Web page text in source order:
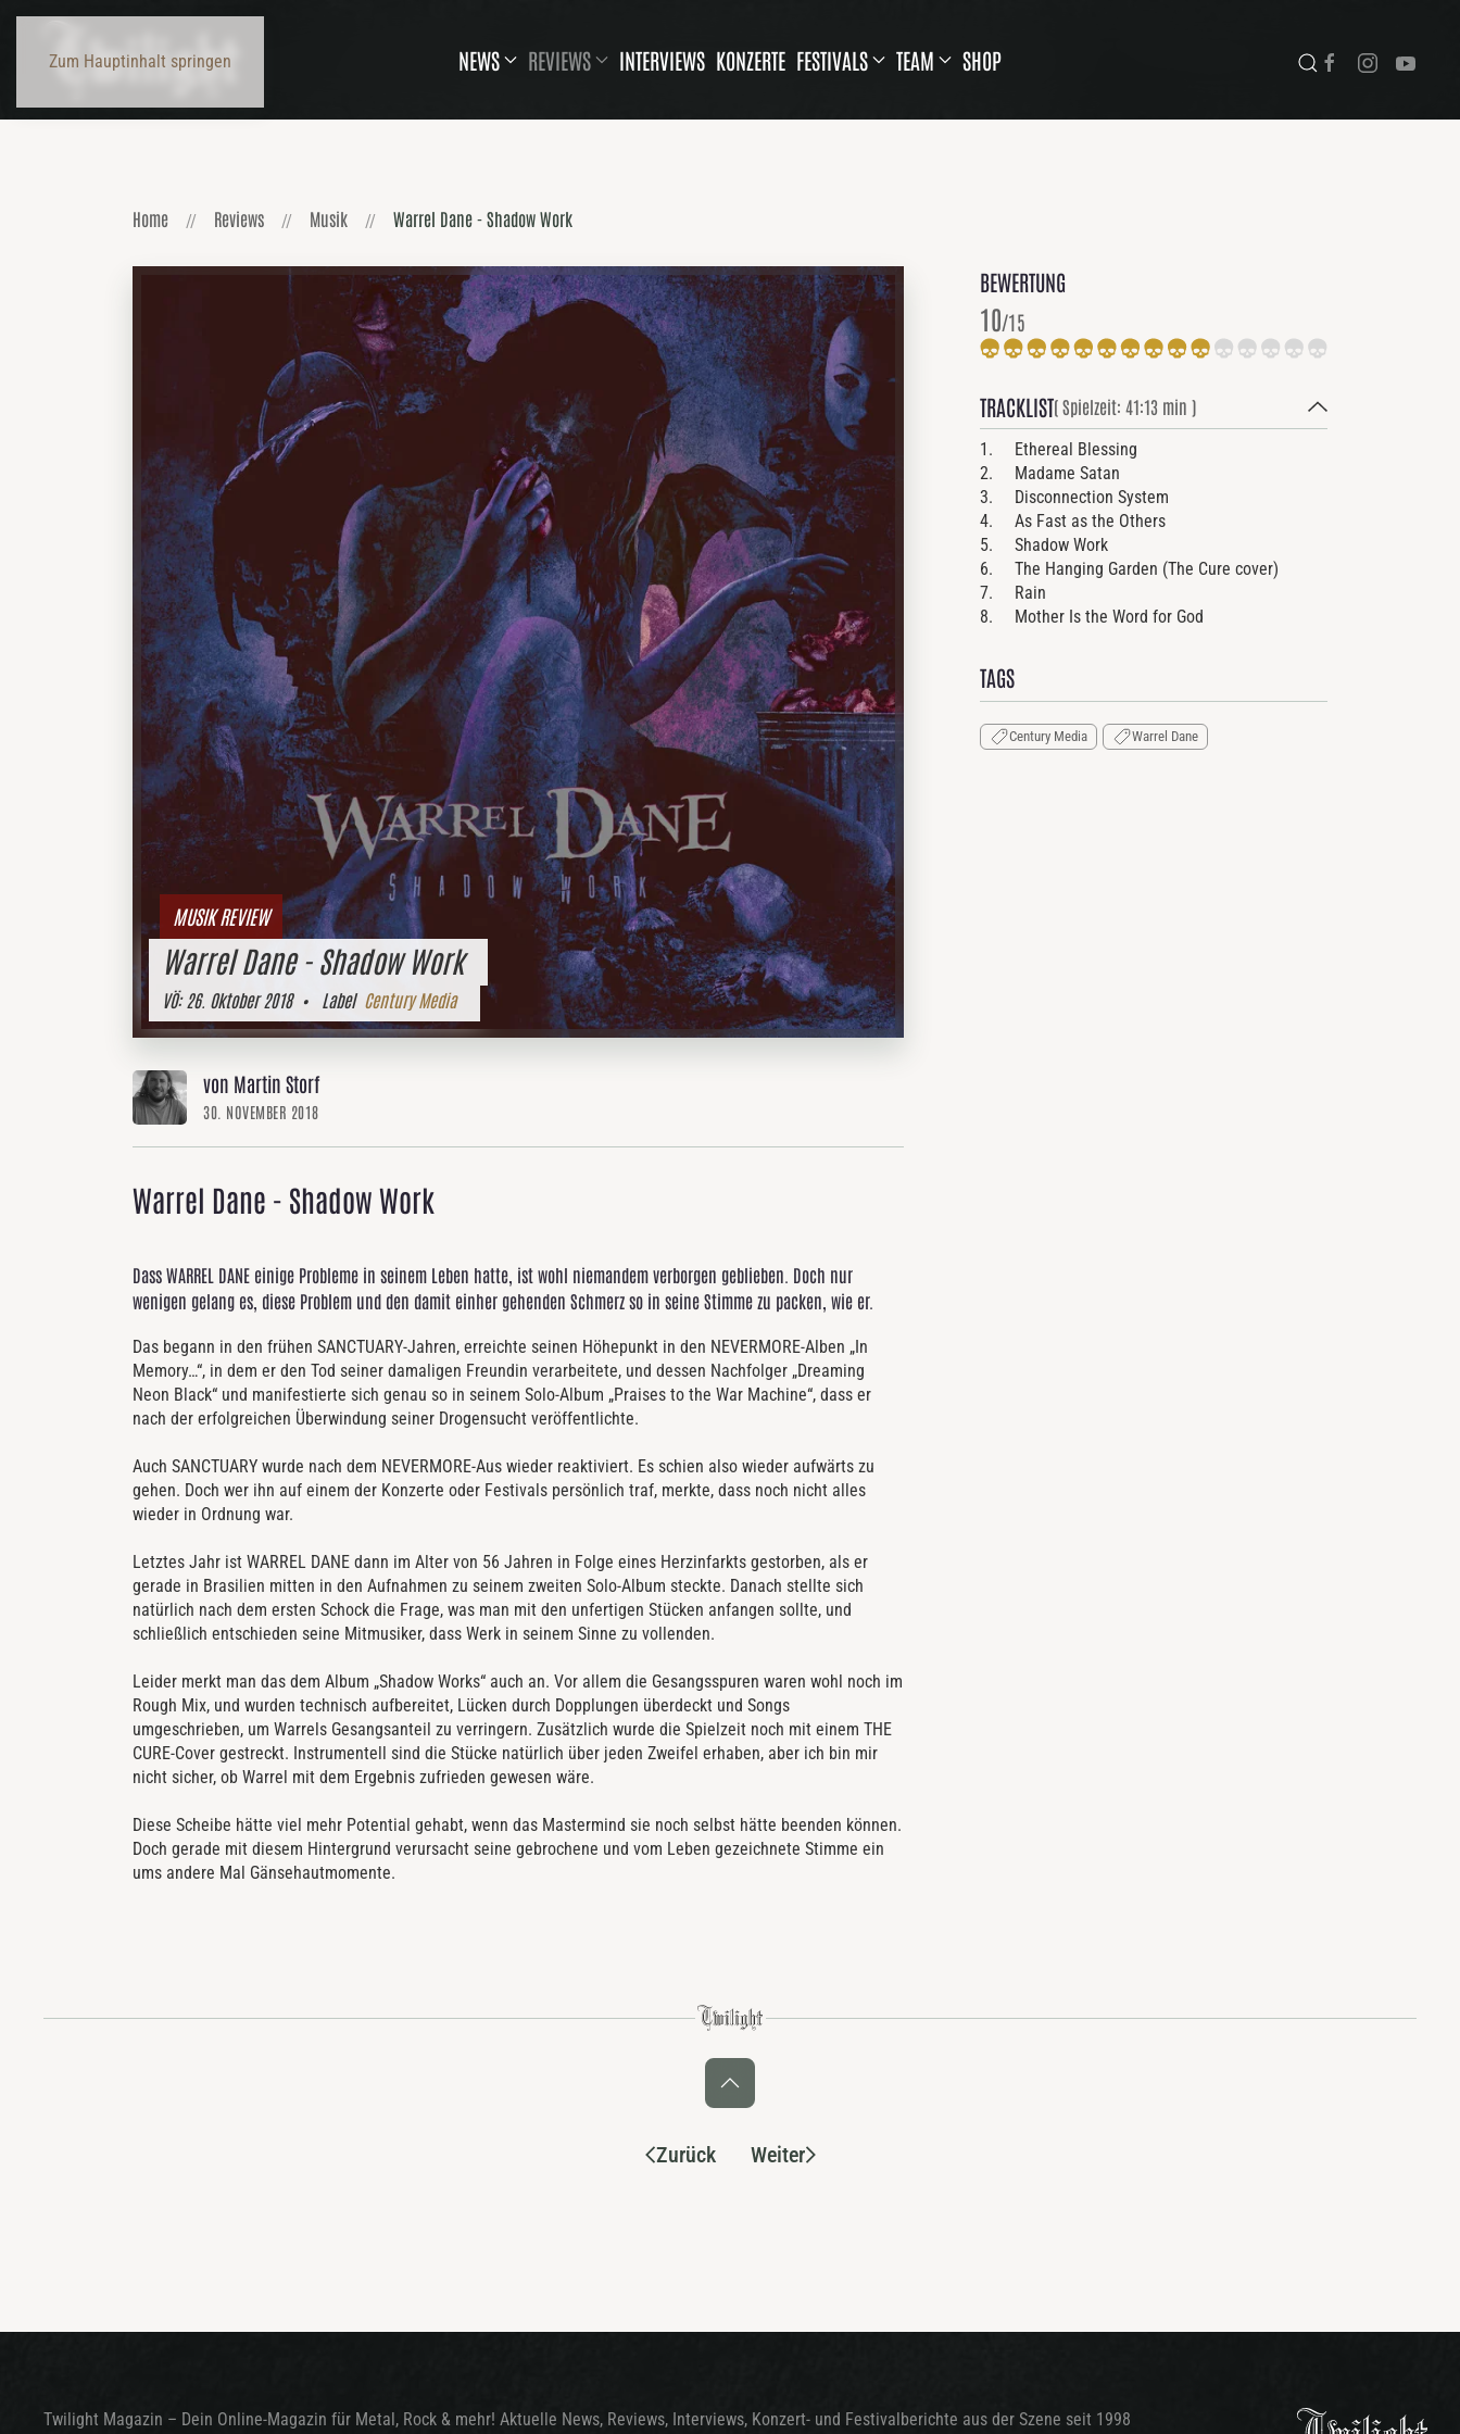
Zum Hauptinhalt springen NEWS REVIEWS INTERVIEWS KONZERTE FESTIVALS TEAM SHOP
Home Reviews Musik Warrel Dane - Shadow Work
MUSIK REVIEW
Warrel Dane - Shadow Work
VÖ:26. Oktober 2018• Label Century Media
von Martin Storf
30. NOVEMBER 2018
Warrel Dane - Shadow Work
Dass WARREL DANE einige Probleme in seinem Leben hatte, ist wohl niemandem verborgen geblieben. Doch nur
wenigen gelang es, diese Problem und den damit einher gehenden Schmerz so in seine Stimme zu packen, wie er.
Das begann in den frühen SANCTUARY-Jahren, erreichte seinen Höhepunkt in den NEVERMORE-Alben „In
Memory…“, in dem er den Tod seiner damaligen Freundin verarbeitete, und dessen Nachfolger „Dreaming
Neon Black“ und manifestierte sich genau so in seinem Solo-Album „Praises to the War Machine“, dass er
nach der erfolgreichen Überwindung seiner Drogensucht veröffentlichte.
Auch SANCTUARY wurde nach dem NEVERMORE-Aus wieder reaktiviert. Es schien also wieder aufwärts zu
gehen. Doch wer ihn auf einem der Konzerte oder Festivals persönlich traf, merkte, dass noch nicht alles
wieder in Ordnung war.
Letztes Jahr ist WARREL DANE dann im Alter von 56 Jahren in Folge eines Herzinfarkts gestorben, als er
gerade in Brasilien mitten in den Aufnahmen zu seinem zweiten Solo-Album steckte. Danach stellte sich
natürlich nach dem ersten Schock die Frage, was man mit den unfertigen Stücken anfangen sollte, und
schließlich entschieden seine Mitmusiker, dass Werk in seinem Sinne zu vollenden.
Leider merkt man das dem Album „Shadow Works“ auch an. Vor allem die Gesangsspuren waren wohl noch im
Rough Mix, und wurden technisch aufbereitet, Lücken durch Dopplungen überdeckt und Songs
umgeschrieben, um Warrels Gesangsanteil zu verringern. Zusätzlich wurde die Spielzeit noch mit einem THE
CURE-Cover gestreckt. Instrumentell sind die Stücke natürlich über jeden Zweifel erhaben, aber ich bin mir
nicht sicher, ob Warrel mit dem Ergebnis zufrieden gewesen wäre.
Diese Scheibe hätte viel mehr Potential gehabt, wenn das Mastermind sie noch selbst hätte beenden können.
Doch gerade mit diesem Hintergrund verursacht seine gebrochene und vom Leben gezeichnete Stimme ein
ums andere Mal Gänsehautmomente.
BEWERTUNG
10/15
TRACKLIST( Spielzeit: 41:13 min )
1. Ethereal Blessing
2. Madame Satan
3. Disconnection System
4. As Fast as the Others
5. Shadow Work
6. The Hanging Garden (The Cure cover)
7. Rain
8. Mother Is the Word for God
TAGS
Century Media Warrel Dane
Zurück Weiter
Twilight Magazin – Dein Online-Magazin für Metal, Rock & mehr! Aktuelle News, Reviews, Interviews, Konzert- und Festivalberichte aus der Szene seit 1998